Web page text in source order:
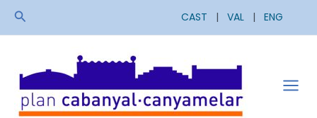
Buscar CAST | VAL | ENG